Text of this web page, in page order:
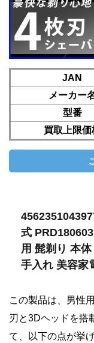
JAN
メーカー
型番
買取上限価
式
用 髭剃り 本
手入れ 美容家
この製品は、男性
刃と3Dヘッドを搭
て、以下の点が挙